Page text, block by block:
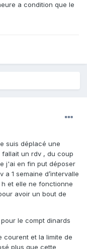
a condition que le
suis déplacé une
un rdv , du coup
j'ai en fin put déposer
1 semaine d’intervalle
et elle ne fonctionne
avoir un bout de
le compt dinards
courent et la limite de
plus que cette